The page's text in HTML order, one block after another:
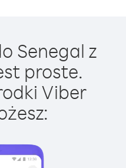
Senegal z
proste.
Viber